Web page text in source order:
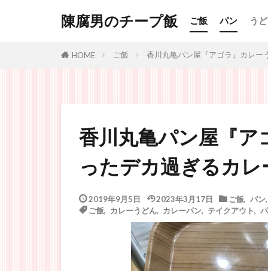
陳腐男のチープ飯 ご飯 パン う
HOME ご飯 香川丸亀パン屋『アゴラ』カレー
香川丸亀パン屋『
ったデカ過ぎるカレ
2019年9月5日 2023年3月17日 ご飯 パン
ご飯
カレーうどん カレーパン, テイクアウト